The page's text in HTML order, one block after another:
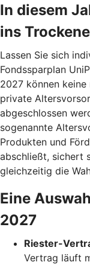
In diesem
ins
Lassen Sie sich
Fondssparplan
2027 können
private
abgeschlossen
sogenannte
Produkten und
abschließt, sichert
gleichzeitig die
Eine
2027
Riester-
Vertrag läuft